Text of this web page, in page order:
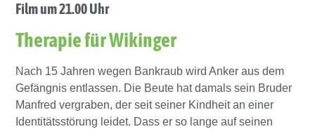
Film um 21.00 Uhr
Therapie für Wikinger
Nach 15 Jahren wegen Bankraub wird Anker aus dem
Gefängnis entlassen. Die Beute hat damals sein Bruder
Manfred vergraben, der seit seiner Kindheit an einer
Identitätsstörung leidet. Dass er so lange auf seinen